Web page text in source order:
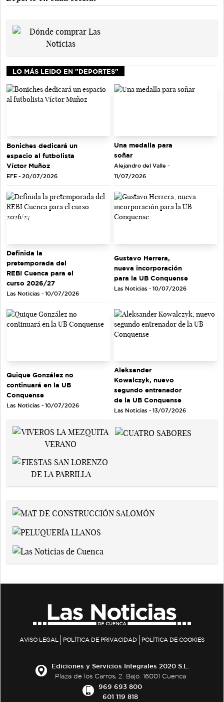
LO MÁS LEIDO EN "DEPORTES"
Boniches dedicará un
espacio al futbolista
Víctor Muñoz
EFE - 20/07/2026
Una medalla para
soñar
Alejandro del Valle -
11/07/2026
Definida la
pretemporada del
REBI Cuenca para el
curso 2026/27
Las Noticias - 10/07/2026
Gustavo Herrera,
nueva incorporación
para la UB Conquense
Las Noticias - 10/07/2026
Quique González no
continuará en la UB
Conquense
Las Noticias - 10/07/2026
Aleksander
Kowalczyk, nuevo
segundo entrenador
de la UB Conquense
Las Noticias - 13/07/2026
AVISO LEGAL POLÍTICA DE PRIVACIDAD POLÍTICA DE COOKIES
Ediciones y Servicios Integrales 2020 S.L.
Plaza de los Carros, 2. Bajo. 16001 Cuenca
969 693 800
601 119 818